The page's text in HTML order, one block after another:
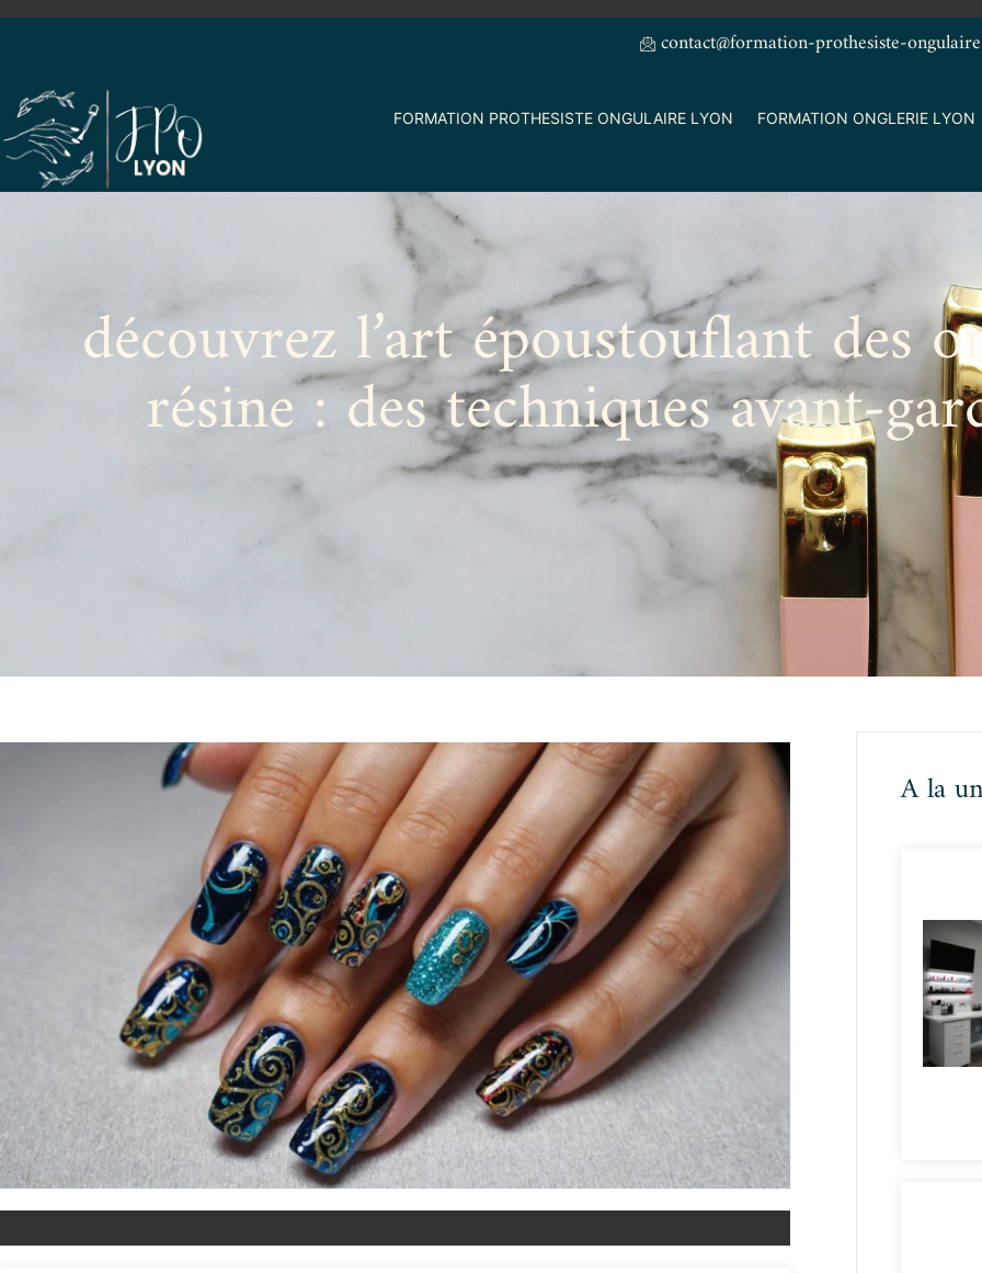
contact@formation-prothesiste-
FORMATION PROTHESISTE ONGULAIRE LYON FORMATION ONGLERIE LYON
découvrez l’art époustouflant des
résine : des techniques avant-
A la